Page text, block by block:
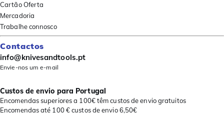
Cartão Oferta
Mercadoria
Trabalhe connosco
Contactos
info@knivesandtools.pt
Envie-nos um e-mail
Custos de envio para Portugal
Encomendas superiores a 100€ têm custos de envio gratuitos
Encomendas até 100 € custos de envio 6,50€